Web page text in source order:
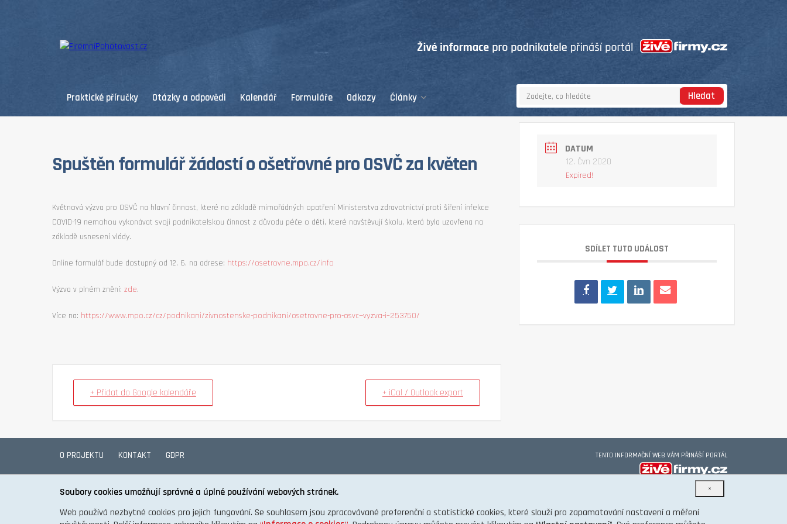
Praktické příručky Otázky a odpovědi Kalendář Formuláře Odkazy Články Hledat
Spuštěn formulář žádostí o ošetřovné pro OSVČ za květen
Květnová výzva pro OSVČ na hlavní činnost, které na základě mimořádných opatření Ministerstva zdravotnictví proti šíření infekce
COVID-19 nemohou vykonávat svoji podnikatelskou činnost z důvodu péče o děti, které navštěvují školu, která byla uzavřena na
základě usnesení vlády.
Online formulář bude dostupný od 12. 6. na adrese: https://osetrovne.mpo.cz/info
Výzva v plném znění: zde.
Více na: https://www.mpo.cz/cz/podnikani/zivnostenske-podnikani/osetrovne-pro-osvc—vyzva-i–253750/
+ Přidat do Google kalendáře + iCal / Outlook export
DATUM
12. Čvn 2020
Expired!
SDÍLET TUTO UDÁLOST
O PROJEKTU KONTAKT GDPR TENTO INFORMAČNÍ WEB VÁM PŘINÁŠÍ PORTÁL
×
Soubory cookies umožňují správné a úplné používání webových stránek.
Web používá nezbytné cookies pro jejich fungování. Se souhlasem jsou zpracovávané preferenční a statistické cookies, které slouží pro zapamatování nastavení a měření